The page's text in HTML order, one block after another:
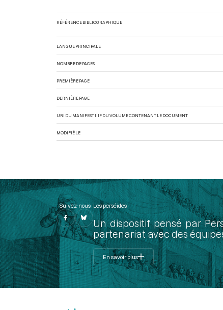
RÉFÉRENCE BIBLIOGRAPHIQUE
LANGUE PRINCIPALE
NOMBRE DE PAGES
PREMIÈRE PAGE
DERNIÈRE PAGE
URI DU MANIFEST IIIF DU VOLUME CONTENANT LE DOCUMENT
MODIFIÉ LE
Suivez-nous Les perséides
Un dispositif pensé par
partenariat avec des
En savoir plus